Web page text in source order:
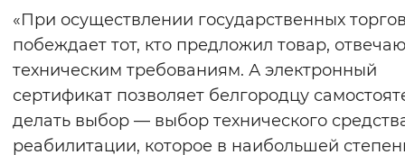
«При осуществлении государственных
побеждает тот, кто предложил товар,
техническим требованиям. А электронный
сертификат позволяет белгородцу
делать выбор — выбор технического
реабилитации, которое в наибольшей